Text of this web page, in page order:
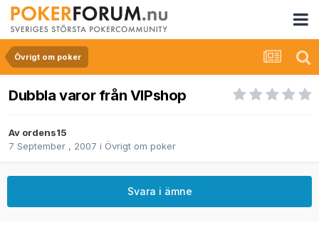
Övrigt om poker
Dubbla varor från VIPshop
Av ordens15
7 September , 2007 i Övrigt om poker
Svara i ämne